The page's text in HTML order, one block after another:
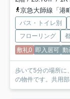
京急大師線「港
バス・トイレ別
フローリング
敷礼0 即入居可 動
歩いて5分の場所に
の物件です。共用